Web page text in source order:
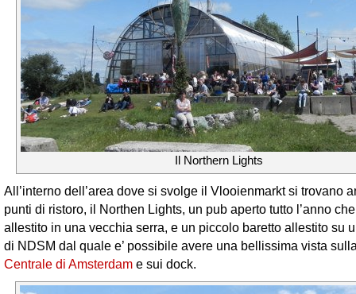
Il Northern Lights
All’interno dell’area dove si svolge il Vlooienmarkt si trovano
punti di ristoro, il Northen Lights, un pub aperto tutto l’anno che
allestito in una vecchia serra, e un piccolo baretto allestito su
di NDSM dal quale e’ possibile avere una bellissima vista
Centrale di Amsterdam e sui dock.